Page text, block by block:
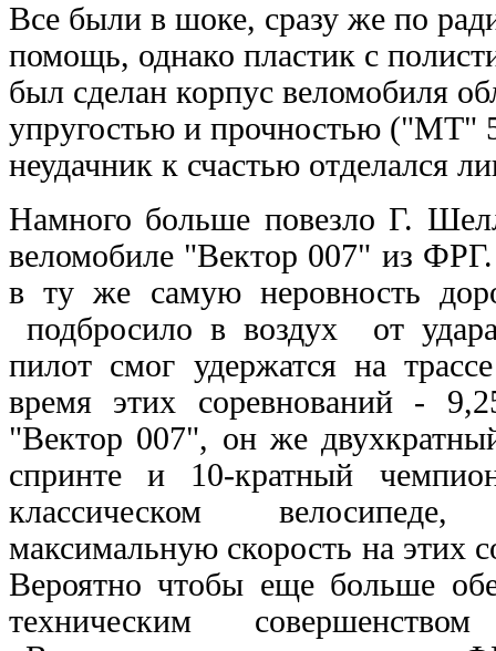
Все были в шоке, сразу же по
помощь, однако пластик с
был сделан корпус веломобиля
упругостью и прочностью ("MT"
неудачник к счастью отделался
Намного больше повезло Г.
веломобиле "Вектор 007" из
в ту же самую неровность
подбросило в воздух от
пилот смог удержатся на
время этих соревнований -
"Вектор 007", он же
спринте и 10-кратный
классическом
максимальную скорость на этих
Вероятно чтобы еще больше
техническим